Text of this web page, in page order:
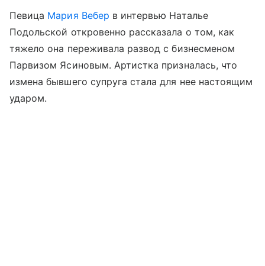
Певица Мария Вебер в интервью Наталье
Подольской откровенно рассказала о том, как
тяжело она переживала развод с бизнесменом
Парвизом Ясиновым. Артистка призналась, что
измена бывшего супруга стала для нее настоящим
ударом.